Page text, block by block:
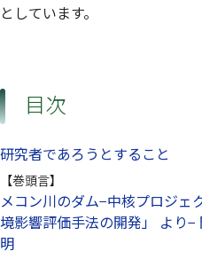
としています。
目次
研究者であろうとすること
【巻頭言】
メコン川のダム−中核プロジェ
境影響評価手法の開発」 より
明